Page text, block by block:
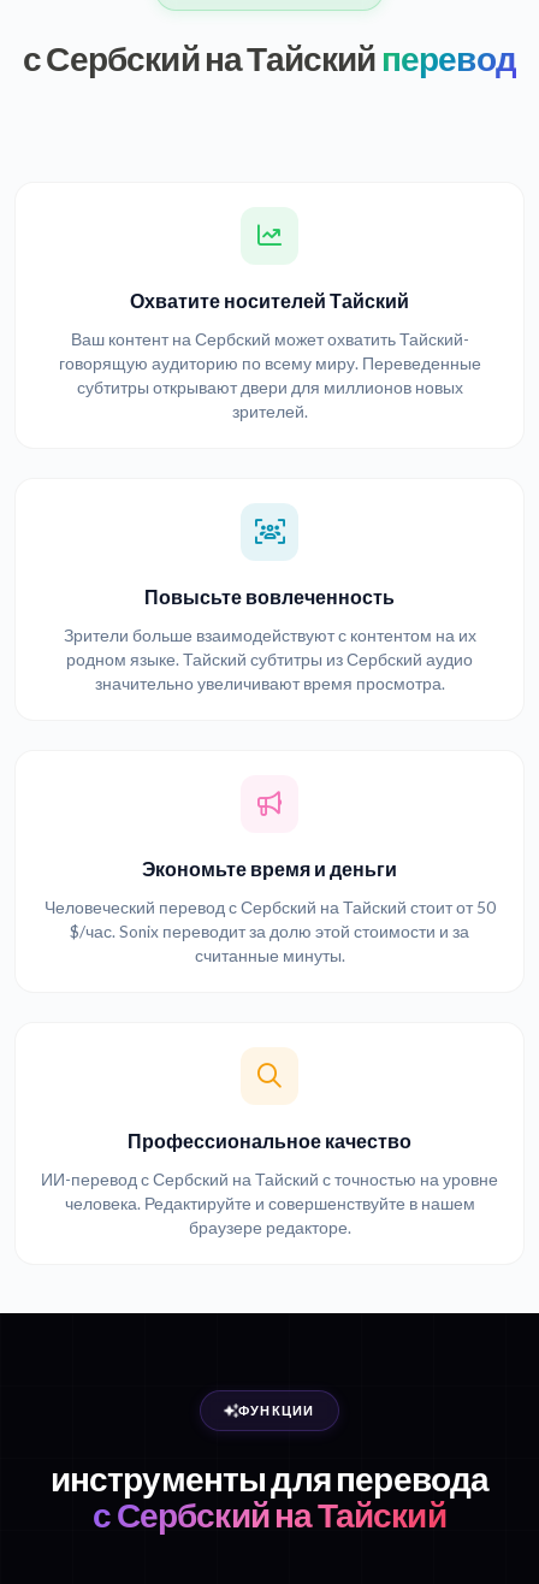
с Сербский на Тайский перевод
Охватите носителей Тайский
Ваш контент на Сербский может охватить Тайский-
говорящую аудиторию по всему миру. Переведенные
субтитры открывают двери для миллионов новых
зрителей.
Повысьте вовлеченность
Зрители больше взаимодействуют с контентом на их
родном языке. Тайский субтитры из Сербский аудио
значительно увеличивают время просмотра.
Экономьте время и деньги
Человеческий перевод с Сербский на Тайский стоит от 50
$/час. Sonix переводит за долю этой стоимости и за
считанные минуты.
Профессиональное качество
ИИ-перевод с Сербский на Тайский с точностью на уровне
человека. Редактируйте и совершенствуйте в нашем
браузере редакторе.
ФУНКЦИИ
инструменты для перевода
с Сербский на Тайский